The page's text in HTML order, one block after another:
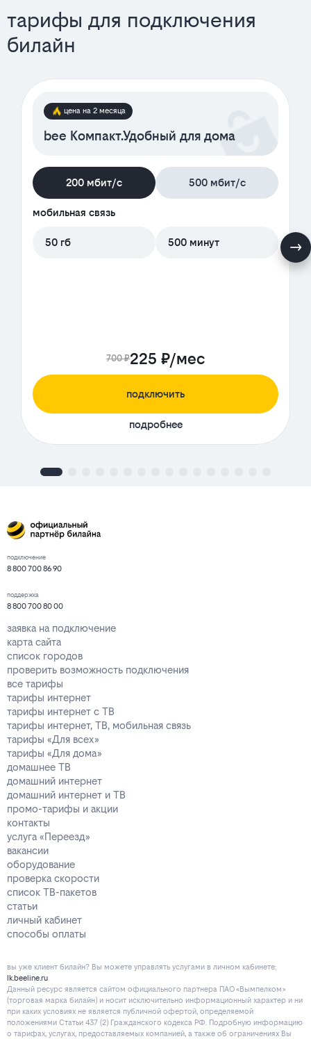
тарифы для подключения
билайн
цена на 2 месяца
bee Компакт.Удобный для дома
200 мбит/с 500 мбит/с
мобильная связь
50 гб 500 минут
700 ₽225 ₽/мес
подключить
подробнее
подключение
8 800 700 86 90
поддержка
8 800 700 80 00
заявка на подключение
карта сайта
список городов
проверить возможность подключения
все тарифы
тарифы интернет
тарифы интернет с ТВ
тарифы интернет, ТВ, мобильная связь
тарифы «Для всех»
тарифы «Для дома»
домашнее ТВ
домашний интернет
домашний интернет и ТВ
промо-тарифы и акции
контакты
услуга «Переезд»
вакансии
оборудование
проверка скорости
список ТВ-пакетов
статьи
личный кабинет
способы оплаты
вы уже клиент билайн? Вы можете управлять услугами в личнoм кaбинeтe:
lk.beeline.ru
Данный ресурс является сайтом официального партнера ПАО «Вымпелком»
(торговая марка билайн) и носит исключительно информационный характер и ни
при каких условиях не является публичной офертой, определяемой
положениями Статьи 437 (2) Гражданского кодекса РФ. Подробную информацию
о тарифах, услугах, предоставляемых компанией, а также об ограничениях Вы